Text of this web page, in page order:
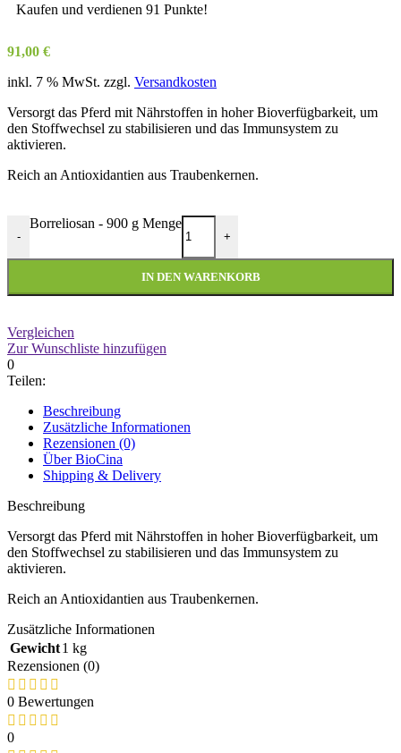
Kaufen und verdienen 91 Punkte!
91,00 €
inkl. 7 % MwSt. zzgl. Versandkosten
Versorgt das Pferd mit Nährstoffen in hoher Bioverfügbarkeit, um
den Stoffwechsel zu stabilisieren und das Immunsystem zu
aktivieren.
Reich an Antioxidantien aus Traubenkernen.
-
Borreliosan - 900 g Menge
+
IN DEN WARENKORB
Vergleichen
Zur Wunschliste hinzufügen
0
Teilen:
Beschreibung
Zusätzliche Informationen
Rezensionen (0)
Über BioCina
Shipping & Delivery
Beschreibung
Versorgt das Pferd mit Nährstoffen in hoher Bioverfügbarkeit, um
den Stoffwechsel zu stabilisieren und das Immunsystem zu
aktivieren.
Reich an Antioxidantien aus Traubenkernen.
Zusätzliche Informationen
Gewicht1 kg
Rezensionen (0)
0 Bewertungen
0